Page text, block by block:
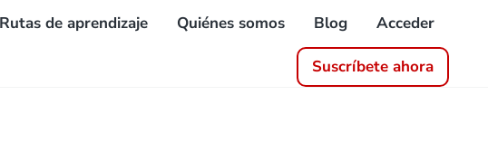
Rutas de aprendizaje Quiénes somos Blog Acceder
Suscríbete ahora